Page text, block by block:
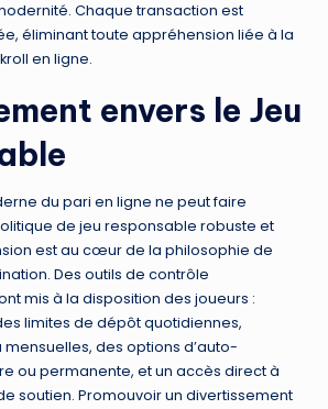
Chaque transaction est
éliminant toute appréhension liée à la
en ligne.
envers le Jeu
du pari en ligne ne peut faire
de jeu responsable robuste et
est au cœur de la philosophie de
Des outils de contrôle
mis à la disposition des joueurs :
limites de dépôt quotidiennes,
des options d’auto-
ou permanente, et un accès direct à
soutien. Promouvoir un divertissement